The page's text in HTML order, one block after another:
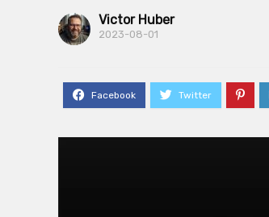
Victor Huber
2023-08-01